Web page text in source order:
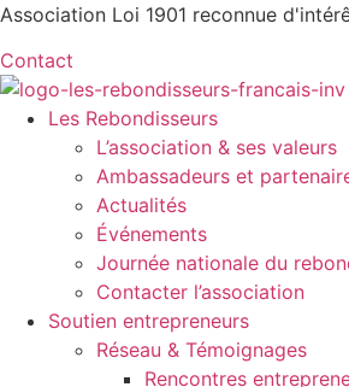
Aller
contenu
Association Loi 1901 reconnue
Contact
Les Rebondisseurs
L’association & ses valeurs
Ambassadeurs et
Actualités
Événements
Journée nationale du
Contacter l’association
Soutien entrepreneurs
Réseau & Témoignages
Rencontres